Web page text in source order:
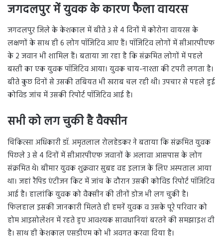
जगदलपुर में युवक के कारण फैला वायरस
जगदलपुर जिले के केशकाल में बीते 3 से 4 दिनों में कोरोना वायरस के
लक्षणों के साथ ही 6 लोग पॉजिटिव आए हैं। पॉजिटिव लोगों में सीआरपीएफ
के 2 जवान भी शामिल हैं। बताया जा रहा है कि संक्रमित लोगों में पहले
बस्ती का एक युवक पॉजिटिव आया। युवक चाय-नाश्ता की टपरी लगता है।
बीते कुछ दिनों से उसकी तबियत भी खराब चल रही थी। उपचार से पहले हुई
कोविड जांच में उसकी रिपोर्ट पॉजिटिव आई है।
सभी को लग चुकी है वैक्सीन
चिकित्सा अधिकारी डॉ. अमृतलाल रोलहेडकर ने बताया कि संक्रमित युवक
पिछले 3 से 4 दिनों में सीआरपीएफ जवानों के अलावा आसपास के लोग
संक्रमित थे। बीमार युवक शुक्रवार सुबह वह इलाज के लिए अस्पताल आया
था। जहां रैपिड एंटीजन किट में जांच के दौरान उसकी कोविड रिपोर्ट पॉजिटिव
आई है। हालांकि युवक को वैक्सीन की तीनों डोज भी लग चुकी है।
फिलहाल इसकी जानकारी मिलते ही हमनें युवक व उसके पूरे परिवार को
होम आइसोलेशन में रहते हुए आवश्यक सावधानियां बरतने की समझाइश दी
है। साथ ही केशकाल एसडीएम को भी अवगत करवा दिया है।